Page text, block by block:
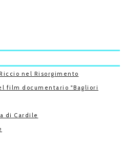
nel Risorgimento
film documentario "Bagliori
di Cardile